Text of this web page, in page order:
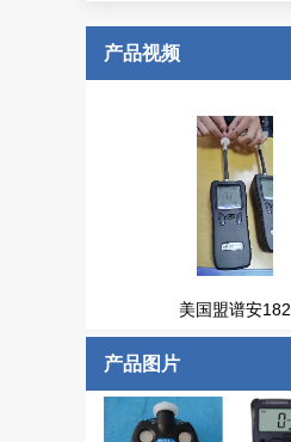
产品视频
美国盟谱安182
产品图片